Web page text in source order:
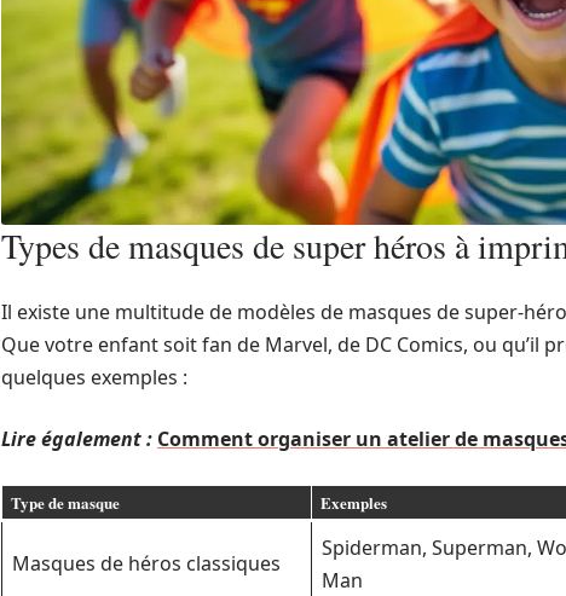
Types de masques de super héros à
Il existe une multitude de modèles de masques de super-
Que votre enfant soit fan de Marvel, de DC Comics, ou qu’il
quelques exemples :
Lire également : Comment organiser un atelier de
Type de masque Exemples
Masques de héros classiques
Spiderman, Superman,
Man